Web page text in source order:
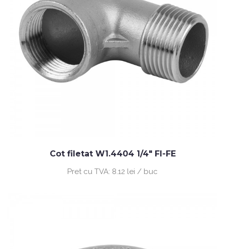
Cot filetat W1.4404 1/4" FI-FE
Pret cu TVA: 8.12 lei / buc